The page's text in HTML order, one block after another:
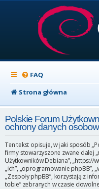
FAQ
Strona główna
Polskie Forum
ochrony danych
Ten tekst opisuje, w jaki sposób
firmy stowarzyszone zwane dalej
Użytkowników Debiana”, „https://
„ich”, „oprogramowanie phpBB”,
„Zespoły phpBB”, korzystają z
tobie” zebranych w czasie